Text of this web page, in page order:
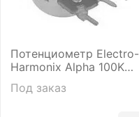
Потенциометр Electro-
Harmonix Alpha 100K
POT-PC MOUNT- LOG
Под заказ